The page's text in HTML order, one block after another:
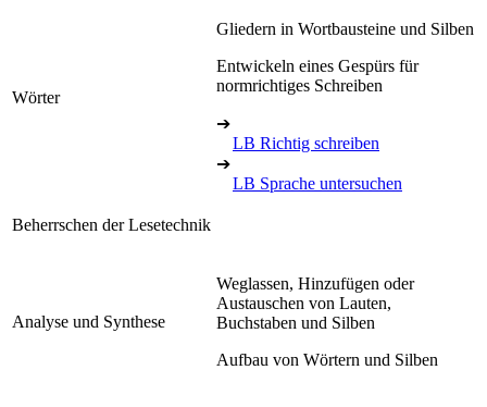
Wörter
Gliedern in Wortbausteine und Silben
Entwickeln eines Gespürs für
normrichtiges Schreiben
➔
LB Richtig schreiben
➔
LB Sprache untersuchen
Beherrschen der Lesetechnik
Analyse und Synthese
Weglassen, Hinzufügen oder
Austauschen von Lauten,
Buchstaben und Silben
Aufbau von Wörtern und Silben